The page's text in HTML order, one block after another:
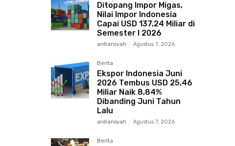
Ditopang Impor Migas,
Nilai Impor Indonesia
Capai USD 137,24 Miliar di
Semester I 2026
ardiansyah - Agustus 7, 2026
Berita
Ekspor Indonesia Juni
2026 Tembus USD 25,46
Miliar Naik 8,84%
Dibanding Juni Tahun
Lalu
ardiansyah - Agustus 7, 2026
Berita